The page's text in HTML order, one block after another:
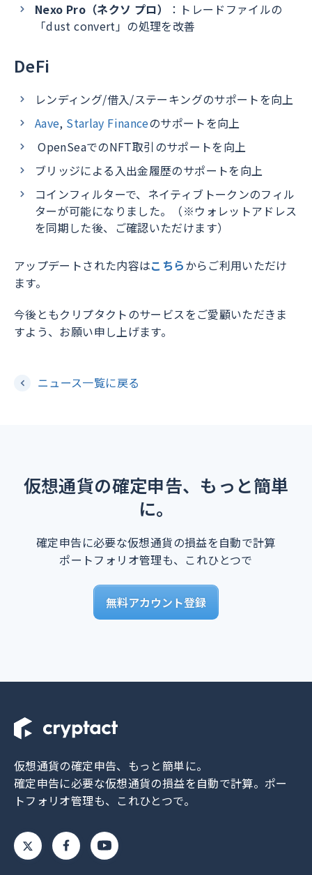
Nexo Pro（ネクソ プロ）
：トレードファイルの
「dust convert」の処理を改善
DeFi
レンディング/借入/ステーキングのサポートを向上
Aave, Starlay Financeのサポートを向上
OpenSeaでのNFT取引のサポートを向上
ブリッジによる入出金履歴のサポートを向上
コインフィルターで、ネイティブトークンのフィル
ターが可能になりました。（※ウォレットアドレス
を同期した後、ご確認いただけます）
アップデートされた内容はこちらからご利用いただけ
ます。
今後ともクリプタクトのサービスをご愛顧いただきま
すよう、お願い申し上げます。
ニュース一覧に戻る
仮想通貨の確定申告、もっと簡単
に。
確定申告に必要な仮想通貨の損益を自動で計算
ポートフォリオ管理も、これひとつで
無料アカウント登録
仮想通貨の確定申告、もっと簡単に。
確定申告に必要な仮想通貨の損益を自動で計算。 ポー
トフォリオ管理も、これひとつで。